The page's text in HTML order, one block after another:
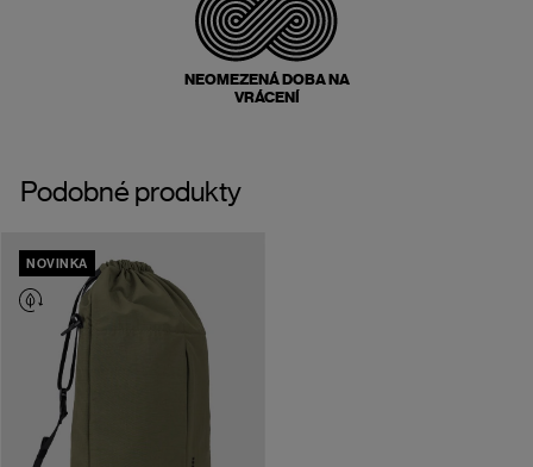
NEOMEZENÁ DOBA NA
VRÁCENÍ
Podobné produkty
NOVINKA